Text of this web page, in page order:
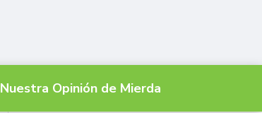
Nuestra Opinión de Mierda